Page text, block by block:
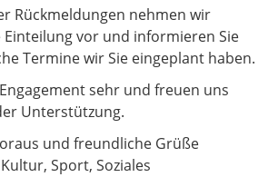
Rückmeldungen nehmen wir
vor und informieren Sie
Termine wir Sie eingeplant haben.
sehr und freuen uns
Unterstützung.
und freundliche Grüße
Sport, Soziales